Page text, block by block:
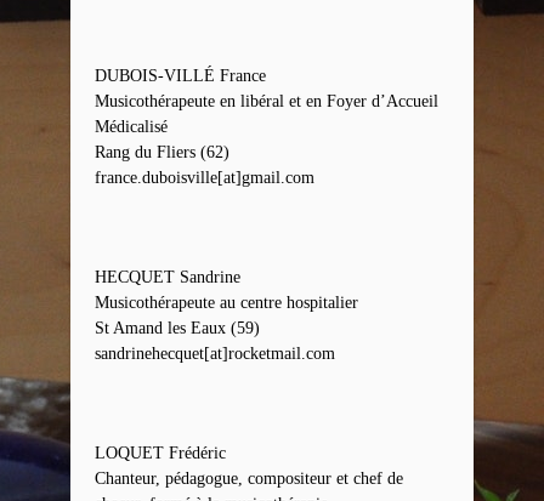
DUBOIS-VILLÉ France
Musicothérapeute en libéral et en Foyer d’Accueil
Médicalisé
Rang du Fliers (62)
france.duboisville[at]gmail.com
HECQUET Sandrine
Musicothérapeute au centre hospitalier
St Amand les Eaux (59)
sandrinehecquet[at]rocketmail.com
LOQUET Frédéric
Chanteur, pédagogue, compositeur et chef de